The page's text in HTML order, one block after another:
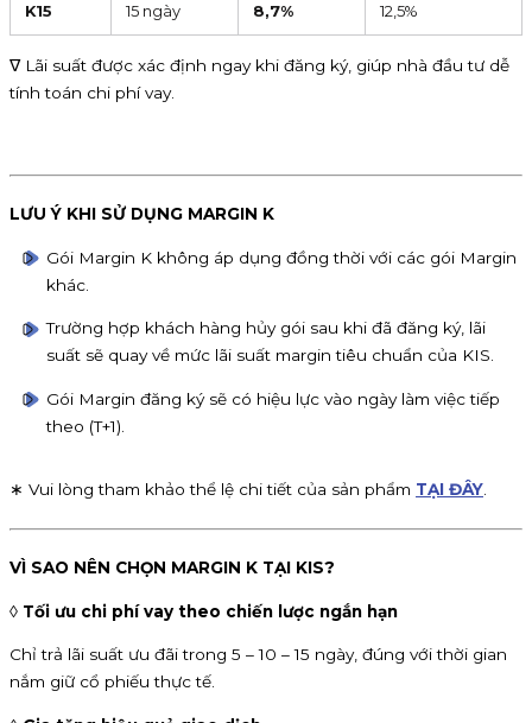
K15 15 ngày 8,7% 12,5%
∇ Lãi suất được xác định ngay khi đăng ký, giúp nhà đầu tư dễ
tính toán chi phí vay.
LƯU Ý KHI SỬ DỤNG MARGIN K
Gói Margin K không áp dụng đồng thời với các gói Margin
khác.
Trường hợp khách hàng hủy gói sau khi đã đăng ký, lãi
suất sẽ quay về mức lãi suất margin tiêu chuẩn của KIS.
Gói Margin đăng ký sẽ có hiệu lực vào ngày làm việc tiếp
theo (T+1).
∗ Vui lòng tham khảo thể lệ chi tiết của sản phẩm TẠI ĐÂY.
VÌ SAO NÊN CHỌN MARGIN K TẠI KIS?
◊ Tối ưu chi phí vay theo chiến lược ngắn hạn
Chỉ trả lãi suất ưu đãi trong 5 – 10 – 15 ngày, đúng với thời gian
nắm giữ cổ phiếu thực tế.